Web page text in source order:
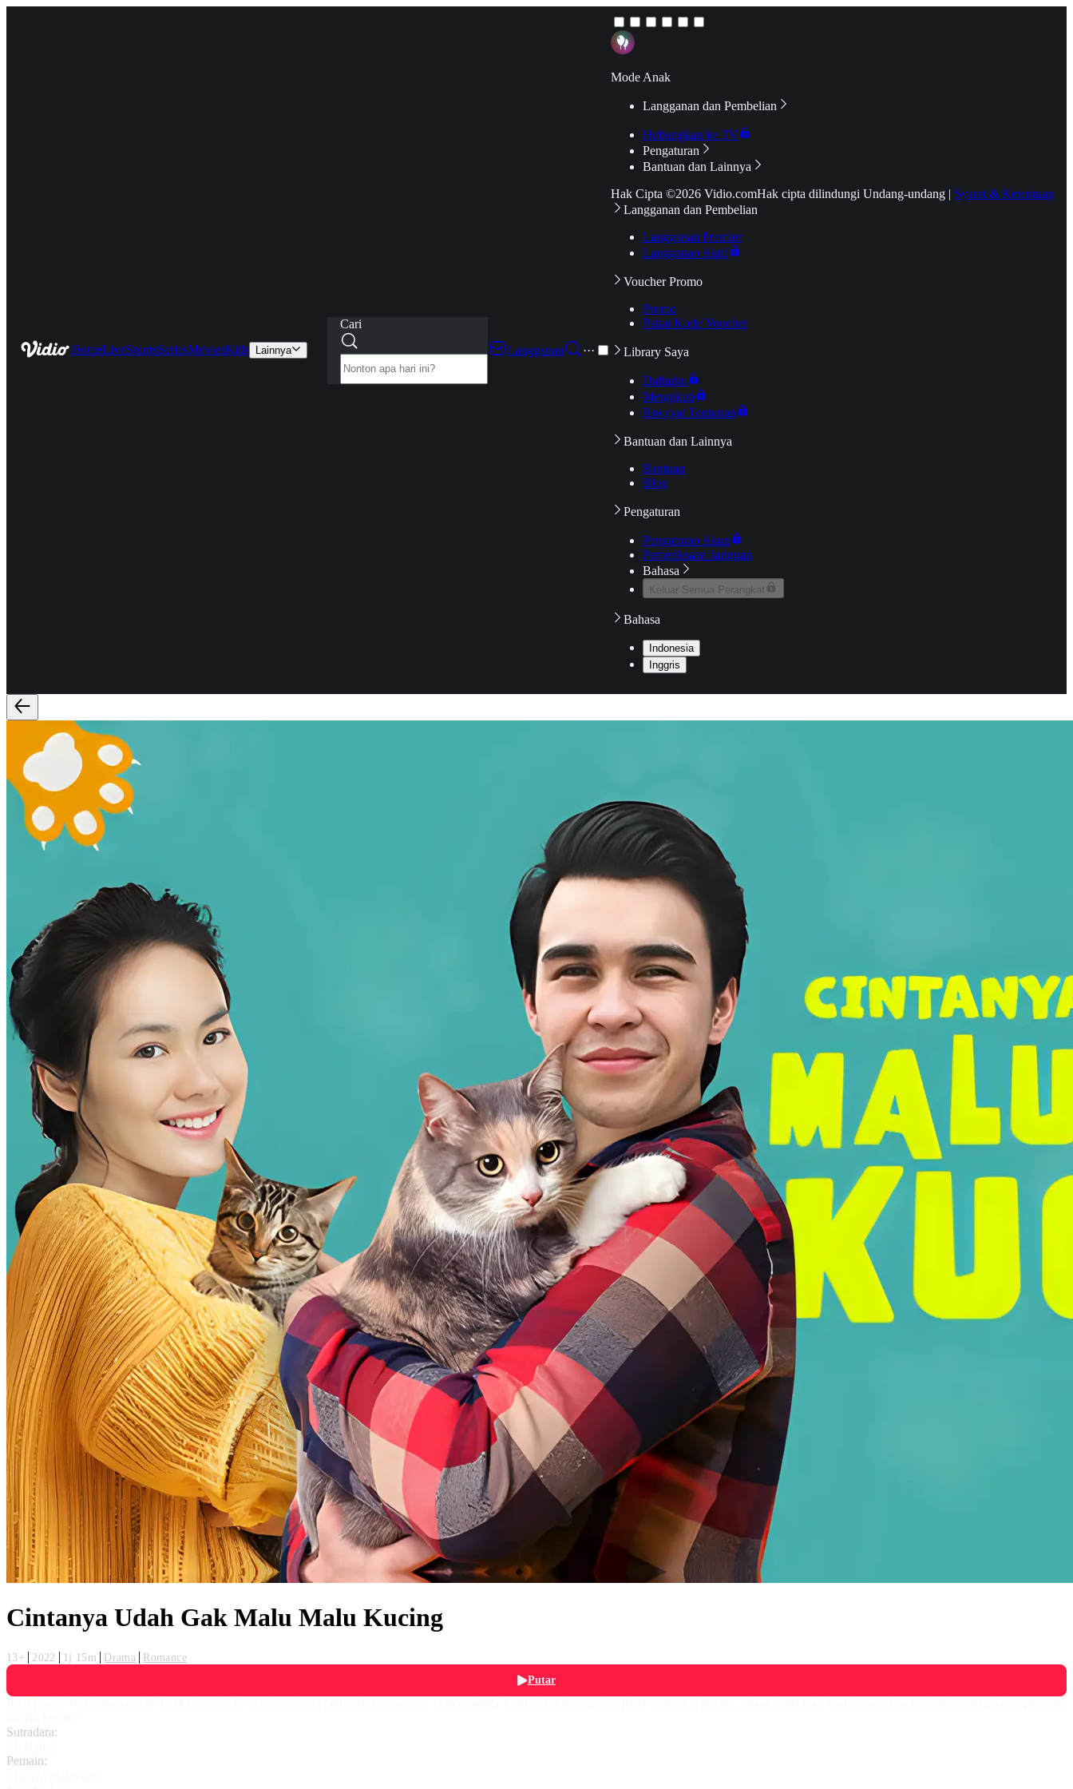
HomeLiveSportsSeriesMoviesKids Lainnya
Cari
Langganan
···
Mode Anak
Langganan dan Pembelian
Hubungkan ke TV
Pengaturan
Bantuan dan Lainnya
Hak Cipta ©2026 Vidio.comHak cipta dilindungi Undang-undang | Syarat & Ketentuan
Langganan dan Pembelian
Langganan Premier
Langganan Aktif
Voucher Promo
Promo
Pakai Kode Voucher
Library Saya
Daftarku
Mengikuti
Riwayat Tontonan
Bantuan dan Lainnya
Bantuan
Blog
Pengaturan
Pengaturan Akun
Pemeriksaan Jaringan
Bahasa
Keluar Semua Perangkat
Bahasa
Indonesia
Inggris
Cintanya Udah Gak Malu Malu Kucing
13+ 2022 1j 15m Drama
Romance
Putar
Sutradara:
Pemain: